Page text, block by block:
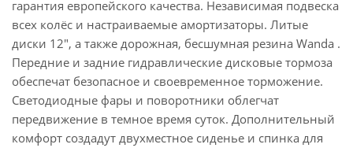
гарантия европейского качества. Независимая подвеска
всех колёс и настраиваемые амортизаторы. Литые
диски 12″, а также дорожная, бесшумная резина Wanda .
Передние и задние гидравлические дисковые тормоза
обеспечат безопасное и своевременное торможение.
Светодиодные фары и поворотники облегчат
передвижение в темное время суток. Дополнительный
комфорт создадут двухместное сиденье и спинка для